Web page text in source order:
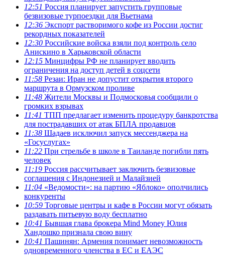
12:51 Россия планирует запустить групповые
безвизовые турпоездки для Вьетнама
12:36 Экспорт растворимого кофе из России достиг
рекордных показателей
12:30 Российские войска взяли под контроль село
Анискино в Харьковской области
12:15 Минцифры РФ не планирует вводить
ограничения на доступ детей в соцсети
11:58 Резаи: Иран не допустит открытия второго
маршрута в Ормузском проливе
11:48 Жители Москвы и Подмосковья сообщили о
громких взрывах
11:41 ТПП предлагает изменить процедуру банкротства
для пострадавших от атак БПЛА продавцов
11:38 Шадаев исключил запуск мессенджера на
«Госуслугах»
11:22 При стрельбе в школе в Таиланде погибли пять
человек
11:19 Россия рассчитывает заключить безвизовые
соглашения с Индонезией и Малайзией
11:04 «Ведомости»: на партию «Яблоко» ополчились
конкуренты
10:59 Торговые центры и кафе в России могут обязать
раздавать питьевую воду бесплатно
10:41 Бывшая глава брокера Mind Money Юлия
Хандошко признала свою вину
10:41 Пашинян: Армения понимает невозможность
одновременного членства в ЕС и ЕАЭС